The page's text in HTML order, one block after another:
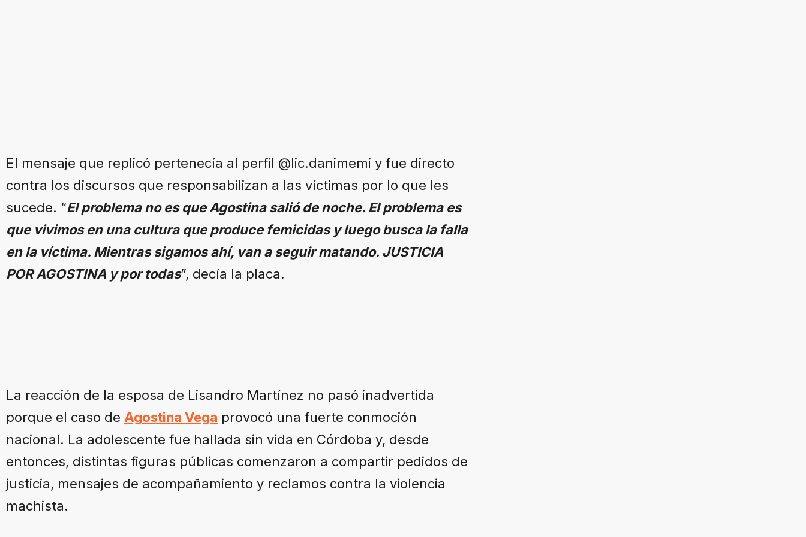
El mensaje que replicó pertenecía al perfil @lic.danimemi y fue directo
contra los discursos que responsabilizan a las víctimas por lo que les
sucede. “El problema no es que Agostina salió de noche. El problema es
que vivimos en una cultura que produce femicidas y luego busca la falla
en la víctima. Mientras sigamos ahí, van a seguir matando. JUSTICIA
POR AGOSTINA y por todas”, decía la placa.
La reacción de la esposa de Lisandro Martínez no pasó inadvertida
porque el caso de Agostina Vega provocó una fuerte conmoción
nacional. La adolescente fue hallada sin vida en Córdoba y, desde
entonces, distintas figuras públicas comenzaron a compartir pedidos de
justicia, mensajes de acompañamiento y reclamos contra la violencia
machista.